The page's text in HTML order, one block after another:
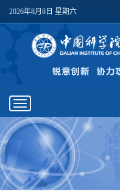
2026年8月8日 星期六
Toggle
navigation